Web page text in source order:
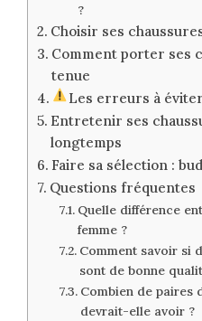
?
Choisir ses
Comment porter ses
tenue
Les erreurs à éviter
Entretenir ses
longtemps
Faire sa sélection :
Questions fréquentes
Quelle différence
femme ?
Comment savoir si
sont de bonne
Combien de paires
devrait-elle avoir ?